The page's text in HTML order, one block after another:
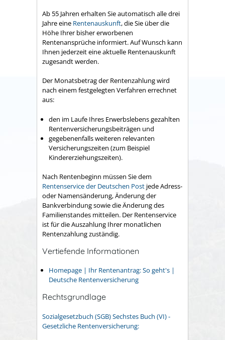
Ab 55 Jahren erhalten Sie automatisch alle drei
Jahre eine Rentenauskunft, die Sie über die
Höhe Ihrer bisher erworbenen
Rentenansprüche informiert. Auf Wunsch kann
Ihnen jederzeit eine aktuelle Rentenauskunft
zugesandt werden.
Der Monatsbetrag der Rentenzahlung wird
nach einem festgelegten Verfahren errechnet
aus:
den im Laufe Ihres Erwerbslebens gezahlten
Rentenversicherungsbeiträgen und
gegebenenfalls weiteren relevanten
Versicherungszeiten (zum Beispiel
Kindererziehungszeiten).
Nach Rentenbeginn müssen Sie dem
Rentenservice der Deutschen Post jede Adress-
oder Namensänderung, Änderung der
Bankverbindung sowie die Änderung des
Familienstandes mitteilen. Der Rentenservice
ist für die Auszahlung Ihrer monatlichen
Rentenzahlung zuständig.
Vertiefende Informationen
Homepage | Ihr Rentenantrag: So geht's |
Deutsche Rentenversicherung
Rechtsgrundlage
Sozialgesetzbuch (SGB) Sechstes Buch (VI) -
Gesetzliche Rentenversicherung: